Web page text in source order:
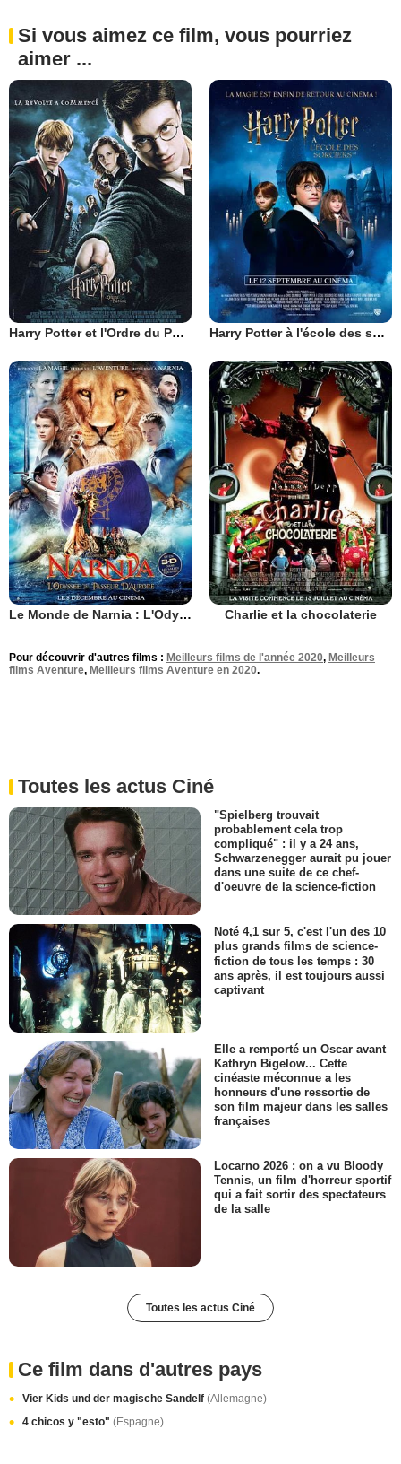
Si vous aimez ce film, vous pourriez
aimer ...
Harry Potter et l'Ordre du Phénix Harry Potter à l'école des sorciers
Le Monde de Narnia : L'Odyssée du Passeur d'aurore Charlie et la chocolaterie
Pour découvrir d'autres films : Meilleurs films de l'année 2020, Meilleurs
films Aventure, Meilleurs films Aventure en 2020.
Toutes les actus Ciné
"Spielberg trouvait
probablement cela trop
compliqué" : il y a 24 ans,
Schwarzenegger aurait pu jouer
dans une suite de ce chef-
d'oeuvre de la science-fiction
Noté 4,1 sur 5, c'est l'un des 10
plus grands films de science-
fiction de tous les temps : 30
ans après, il est toujours aussi
captivant
Elle a remporté un Oscar avant
Kathryn Bigelow... Cette
cinéaste méconnue a les
honneurs d'une ressortie de
son film majeur dans les salles
françaises
Locarno 2026 : on a vu Bloody
Tennis, un film d'horreur sportif
qui a fait sortir des spectateurs
de la salle
Toutes les actus Ciné
Ce film dans d'autres pays
Vier Kids und der magische Sandelf (Allemagne)
4 chicos y "esto" (Espagne)